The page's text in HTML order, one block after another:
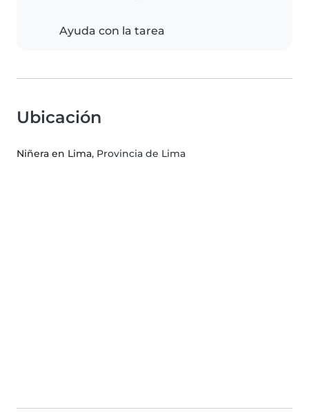
Ayuda con la tarea
Ubicación
Niñera en Lima, Provincia de Lima